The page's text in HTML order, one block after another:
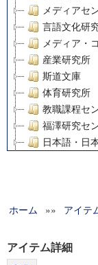
メディアセ
言語文化研
メディア・
産業研究所
斯道文庫
体育研究所
教職課程セ
福澤研究セ
日本語・日
グローバル
科学研究費
ホーム »» アイテ
アイテム詳細